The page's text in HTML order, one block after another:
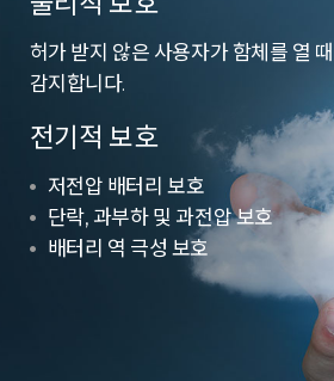
허가 받지 않은 사용자가 함체를 열
감지합니다.
전기적 보호
저전압 배터리 보호
단락, 과부하 및 과전압 보호
배터리 역 극성 보호